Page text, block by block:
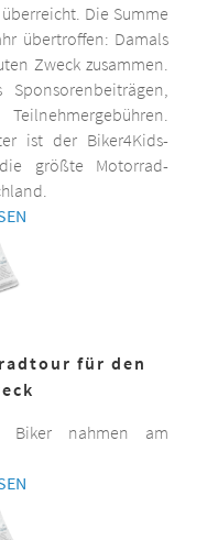
Die Summe
übertroffen: Damals
Zweck zusammen.
ist der Biker4Kids-
größte Motorrad-
für den
Biker nahmen am